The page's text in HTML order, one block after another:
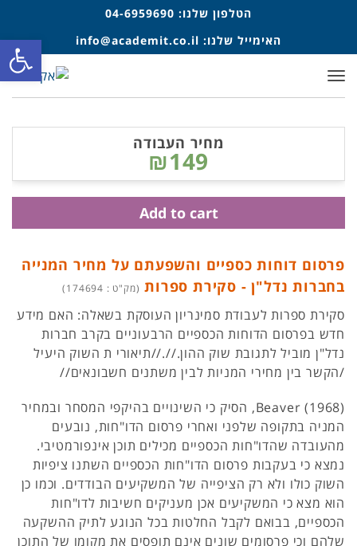
הטלפון שלנו: 04-6959690
האימייל שלנו: info@academit.co.il
תפריט
פרסום דוחות כספיים והשפעתם על מחיר המנייה
בחברות נדל"ן - סקירת ספרות (מק"ט : 174694)
סקירת ספרות לעבודת סמינריון העוסקת בשאלה: האם מידע
חדש בפרסום הדוחות הכספיים הרבעוניים בקרב חברות
נדל"ן מוביל לתגובת שוק ההון.//.//תיאורי ת השוק היעיל
/הקשר בין מחירי המניות לבין משתנים חשבונאים//
(1968) Beaver, הסיק כי השינויים בהיקפי המסחר ובמחיר
המניה בתקופה שלפני ואחרי פרסום הדו"חות, נובעים
מהעובדה שהדו"חות הכספיים מכילים תוכן אינפורמטיבי.
נמצא כי בעקבות פרסום הדו"חות הכספיים השתנו ציפיות
השוק כולו ולא רק הציפייה של המשקיעים הבודדים. וכמו כן
הוא מצא כי המשקיעים אכן מעניקים חשיבות לדו"חות
הכספיים, בבואם לקבל החלטות בכל הנוגע לתיק ההשקעה
שלהם וכי פרסומים שונים אינם תופסים את מקומו של התוכן
מחיר העבודה
₪149
Add to cart
פתח